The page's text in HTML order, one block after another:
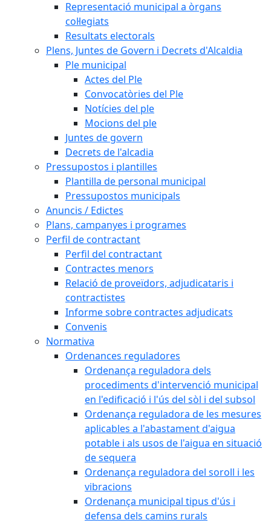
Representació municipal a òrgans
col·legiats
Resultats electorals
Plens, Juntes de Govern i Decrets d'Alcaldia
Ple municipal
Actes del Ple
Convocatòries del Ple
Notícies del ple
Mocions del ple
Juntes de govern
Decrets de l'alcadia
Pressupostos i plantilles
Plantilla de personal municipal
Pressupostos municipals
Anuncis / Edictes
Plans, campanyes i programes
Perfil de contractant
Perfil del contractant
Contractes menors
Relació de proveïdors, adjudicataris i
contractistes
Informe sobre contractes adjudicats
Convenis
Normativa
Ordenances reguladores
Ordenança reguladora dels
procediments d'intervenció municipal
en l'edificació i l'ús del sòl i del subsol
Ordenança reguladora de les mesures
aplicables a l'abastament d'aigua
potable i als usos de l'aigua en situació
de sequera
Ordenança reguladora del soroll i les
vibracions
Ordenança municipal tipus d'ús i
defensa dels camins rurals